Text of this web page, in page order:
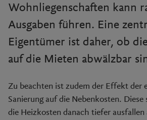
Wohnliegenschaften kann
Ausgaben führen. Eine
Eigentümer ist daher, ob
auf die Mieten abwälzbar
Zu beachten ist zudem der Effekt der
Sanierung auf die Nebenkosten.
die Heizkosten danach tiefer ausfallen